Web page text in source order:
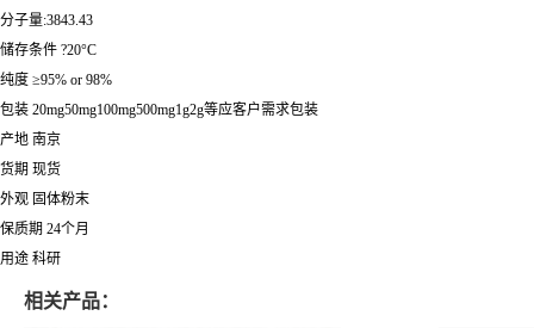
分子量:3843.43
储存条件 ?20°C
纯度 ≥95% or 98%
包装 20mg50mg100mg500mg1g2g等应客户需求包装
产地 南京
货期 现货
外观 固体粉末
保质期 24个月
用途 科研
相关产品：